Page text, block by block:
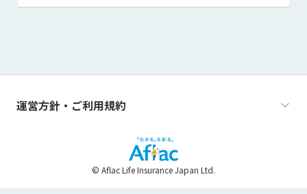
長野県
兵庫県
和歌山県
山口県
高知県
熊本県
運営方針・ご利用規約
© Aflac Life Insurance Japan Ltd.